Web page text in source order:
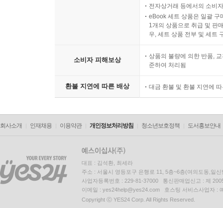
전자상거래 등에서의 소비
eBook 세트 상품은 일괄 구
1개의 상품으로 취급 및 판
우, 세트 상품 전부 및 세트
소비자 피해보상
상품의 불량에 의한 반품,
준하여 처리됨
환불 지연에 따른 배상 대금 환불 및 환불 지연에
회사소개 인재채용 이용약관 개인정보처리방침 청소년보호정책 도서홍보안내
대표 : 김석환, 최세라
주소 : 서울시 영등포구 은행로 11, 5층~6층(여의도동,일신
사업자등록번호 : 229-81-37000 통신판매업신고 : 제
이메일 : yes24help@yes24.com 호스팅 서비스사업자 :
Copyright ⓒ YES24 Corp. All Rights Reserved.